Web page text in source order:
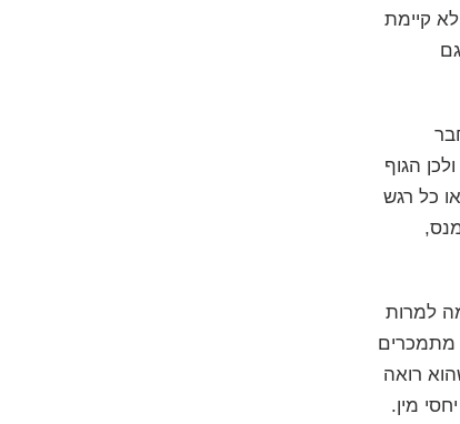
מופעלת לא קיימת
הגוף
כל רגש
למרות
מתמכרים
רואה
מין.